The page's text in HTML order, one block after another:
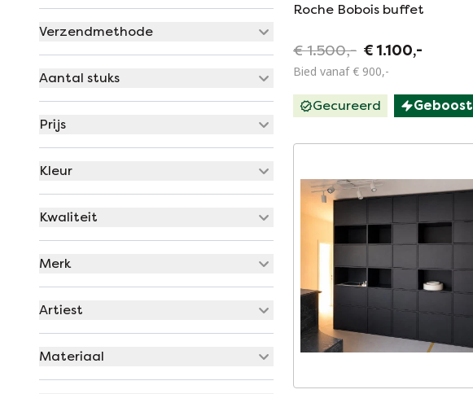
Verzendmethode
Aantal stuks
Prijs
Kleur
Kwaliteit
Merk
Artiest
Materiaal
Roche Bobois buffet
€ 1.500,- € 1.100,-
Bied vanaf € 900,-
Gecureerd Geboost